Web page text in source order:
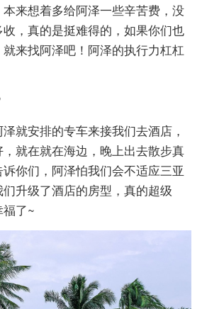
来想着多给阿泽一些辛苦费，没
，真的是挺难得的，如果你们也
来找阿泽吧！阿泽的执行力杠杠
就安排的专车来接我们去酒店，
就在就在海边，晚上出去散步真
你们，阿泽怕我们会不适应三亚
升级了酒店的房型，真的超级
了~